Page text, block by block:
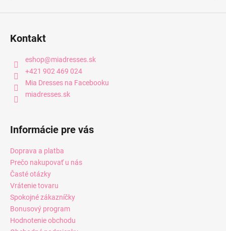
Kontakt
eshop@miadresses.sk
+421 902 469 024
Mia Dresses na Facebooku
miadresses.sk
Informácie pre vás
Doprava a platba
Prečo nakupovať u nás
Časté otázky
Vrátenie tovaru
Spokojné zákazníčky
Bonusový program
Hodnotenie obchodu